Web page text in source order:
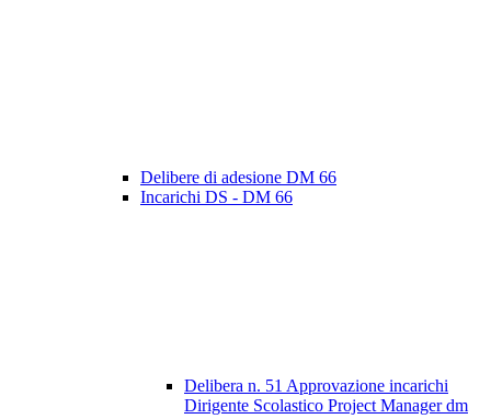
Delibere di adesione DM 66
Incarichi DS - DM 66
Delibera n. 51 Approvazione incarichi
Dirigente Scolastico Project Manager dm